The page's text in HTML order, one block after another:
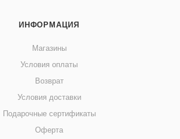
ИНФОРМАЦИЯ
Магазины
Условия оплаты
Возврат
Условия доставки
Подарочные сертификаты
Оферта